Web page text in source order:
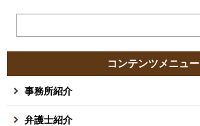
コンテンツメニュー
事務所紹介
弁護士紹介